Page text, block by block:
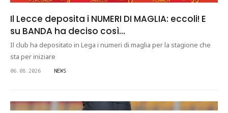
Il Lecce deposita i NUMERI DI MAGLIA: eccoli! E
su BANDA ha deciso così...
Il club ha depositato in Lega i numeri di maglia per la stagione che
sta per iniziare
06.08.2026 NEWS